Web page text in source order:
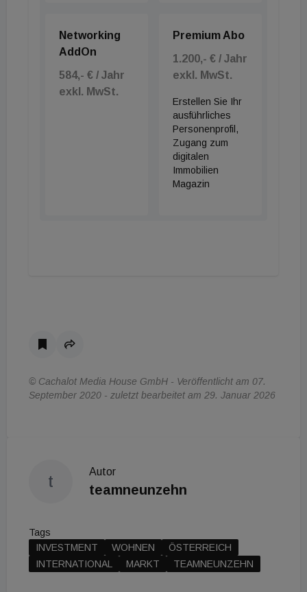
Networking
AddOn
584,- € / Jahr
exkl. MwSt.
Premium Abo
1.200,- € / Jahr
exkl. MwSt.
Erstellen Sie Ihr
ausführliches
Personenprofil,
Zugang zum
digitalen
Immobilien
Magazin
© Cachalot Media House GmbH - Veröffentlicht am 07.
September 2020 - zuletzt bearbeitet am 29. Januar 2026
t
Autor
teamneunzehn
Tags
INVESTMENT
WOHNEN
ÖSTERREICH
INTERNATIONAL
MARKT TEAMNEUNZEHN